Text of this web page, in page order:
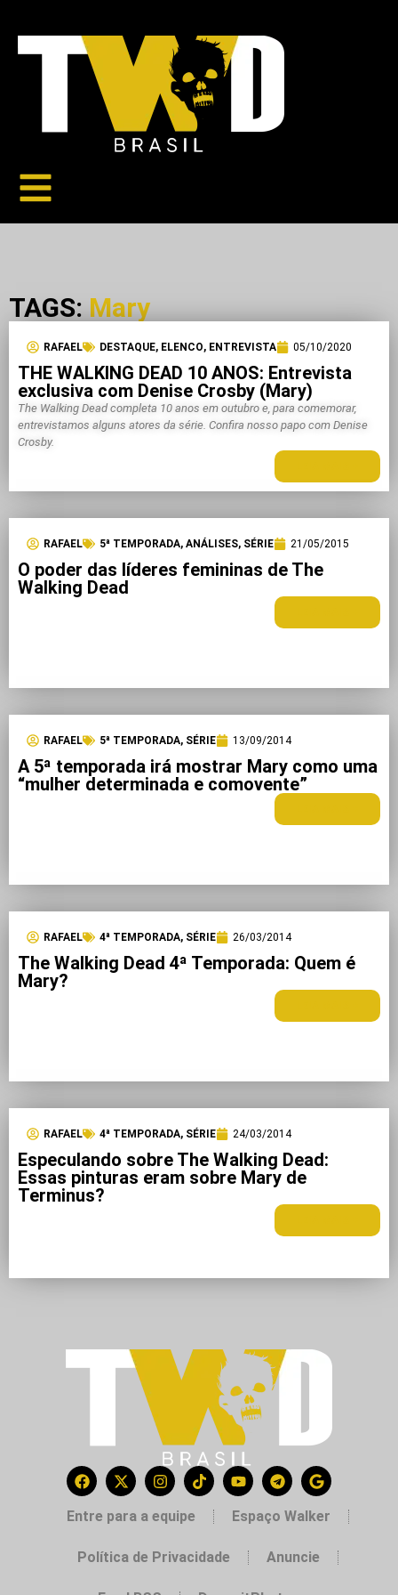
TAGS: Mary
RAFAEL DESTAQUE, ELENCO, ENTREVISTA 05/10/2020
THE WALKING DEAD 10 ANOS: Entrevista
exclusiva com Denise Crosby (Mary)
The Walking Dead completa 10 anos em outubro e, para comemorar,
entrevistamos alguns atores da série. Confira nosso papo com Denise
Crosby.
RAFAEL 5ª TEMPORADA, ANÁLISES, SÉRIE 21/05/2015
O poder das líderes femininas de The
Walking Dead
RAFAEL 5ª TEMPORADA, SÉRIE 13/09/2014
A 5ª temporada irá mostrar Mary como uma
“mulher determinada e comovente”
RAFAEL 4ª TEMPORADA, SÉRIE 26/03/2014
The Walking Dead 4ª Temporada: Quem é
Mary?
RAFAEL 4ª TEMPORADA, SÉRIE 24/03/2014
Especulando sobre The Walking Dead:
Essas pinturas eram sobre Mary de
Terminus?
Entre para a equipe Espaço Walker
Política de Privacidade Anuncie